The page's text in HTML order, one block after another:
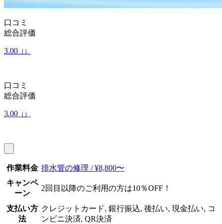
口コミ
総合評価
3.00 （）
口コミ
総合評価
3.00 （）
作業料金 排水管の修理 / ¥8,800〜
キャンペ
ーン
2回目以降のご利用の方は10％OFF！
支払い方
法
クレジットカード, 銀行振込, 後払い, 現金払い, コ
ンビニ決済, QR決済